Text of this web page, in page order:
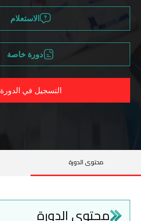
الاستعلام
دورة خاصة
التسجيل في الدورة
محتوى الدورة
محتوى الدورة